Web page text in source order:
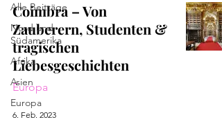
Alle Beiträge
Nord und
Südamerika
Afrika
Asien
Europa
Coimbra – Von
Zauberern, Studenten &
tragischen
Liebesgeschichten
Europa
6. Feb. 2023